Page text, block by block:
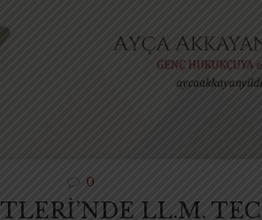
0
LL.M.